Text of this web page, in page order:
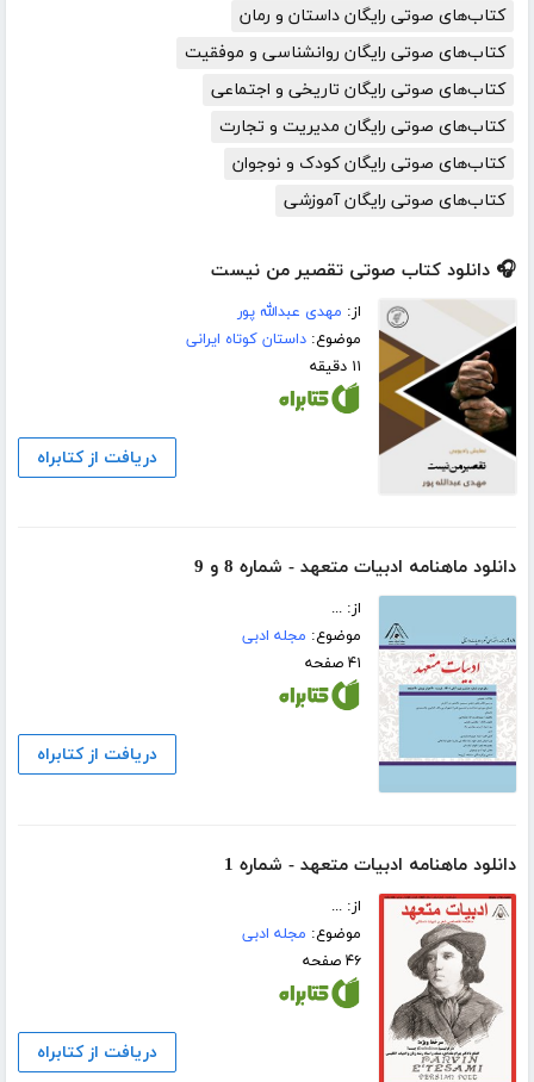
کتاب‌های صوتی رایگان داستان و رمان
کتاب‌های صوتی رایگان روانشناسی و موفقیت
کتاب‌های صوتی رایگان تاریخی و اجتماعی
کتاب‌های صوتی رایگان مدیریت و تجارت
کتاب‌های صوتی رایگان کودک و نوجوان
کتاب‌های صوتی رایگان آموزشی
🎧 دانلود کتاب صوتی تقصیر من نیست
از: مهدی عبدالله پور
موضوع:داستان کوتاه ایرانی
۱۱ دقیقه
دریافت از کتابراه
دانلود ماهنامه ادبیات متعهد - شماره 8 و 9
از: ...
موضوع: مجله ادبی
۴۱ صفحه
دریافت از کتابراه
دانلود ماهنامه ادبیات متعهد - شماره 1
از: ...
موضوع: مجله ادبی
۴۶ صفحه
دریافت از کتابراه